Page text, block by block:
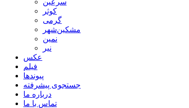
کوثر
گرمی
مشکین‌شهر
نمین
نیر
عکس
فیلم
پیوندها
جستجوی پیشرفته
درباره ما
تماس با ما